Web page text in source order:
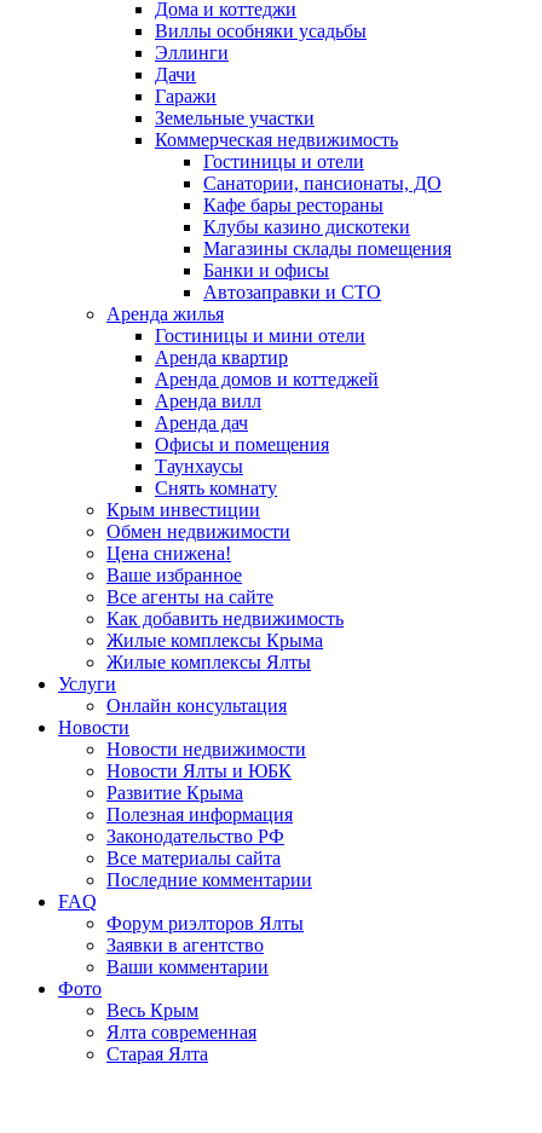
Дома и коттеджи
Виллы особняки усадьбы
Эллинги
Дачи
Гаражи
Земельные участки
Коммерческая недвижимость
Гостиницы и отели
Санатории, пансионаты, ДО
Кафе бары рестораны
Клубы казино дискотеки
Магазины склады помещения
Банки и офисы
Автозаправки и СТО
Аренда жилья
Гостиницы и мини отели
Аренда квартир
Аренда домов и коттеджей
Аренда вилл
Аренда дач
Офисы и помещения
Таунхаусы
Снять комнату
Крым инвестиции
Обмен недвижимости
Цена снижена!
Ваше избранное
Все агенты на сайте
Как добавить недвижимость
Жилые комплексы Крыма
Жилые комплексы Ялты
Услуги
Онлайн консультация
Новости
Новости недвижимости
Новости Ялты и ЮБК
Развитие Крыма
Полезная информация
Законодательство РФ
Все материалы сайта
Последние комментарии
FAQ
Форум риэлторов Ялты
Заявки в агентство
Ваши комментарии
Фото
Весь Крым
Ялта современная
Старая Ялта